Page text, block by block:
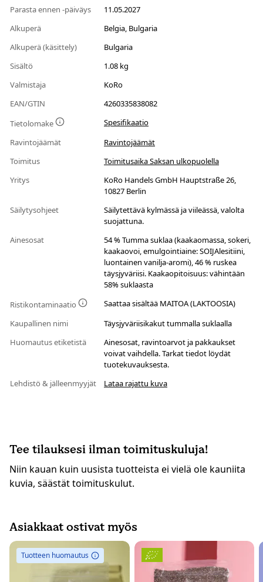
Parasta ennen -päiväys
11.05.2027
Alkuperä
Belgia, Bulgaria
Alkuperä (käsittely)
Bulgaria
Sisältö
1.08 kg
Valmistaja
KoRo
EAN/GTIN
4260335838082
Tietolomake
Spesifikaatio
Ravintojäämät
Ravintojäämät
Toimitus
Toimitusaika Saksan ulkopuolella
Yritys
KoRo Handels GmbH Hauptstraße 26,
10827 Berlin
Säilytysohjeet
Säilytettävä kylmässä ja viileässä, valolta
suojattuna.
Ainesosat
54 % Tumma suklaa (kaakaomassa, sokeri,
kaakaovoi, emulgointiaine: SOIJAlesitiini,
luontainen vanilja-aromi), 46 % ruskea
täysjyväriisi. Kaakaopitoisuus: vähintään
58% suklaasta
Ristikontaminaatio
Saattaa sisältää MAITOA (LAKTOOSIA)
Kaupallinen nimi
Täysjyväriisikakut tummalla suklaalla
Huomautus etiketistä
Ainesosat, ravintoarvot ja pakkaukset
voivat vaihdella. Tarkat tiedot löydät
tuotekuvauksesta.
Lehdistö & jälleenmyyjät
Lataa rajattu kuva
Tee tilauksesi ilman toimituskuluja!
Niin kauan kuin uusista tuotteista ei vielä ole kauniita
kuvia, säästät toimituskulut.
Asiakkaat ostivat myös
Tuotteen huomautus